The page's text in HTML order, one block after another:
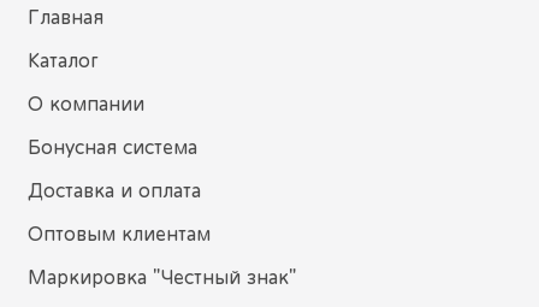
Главная
Каталог
О компании
Бонусная система
Доставка и оплата
Оптовым клиентам
Маркировка "Честный знак"